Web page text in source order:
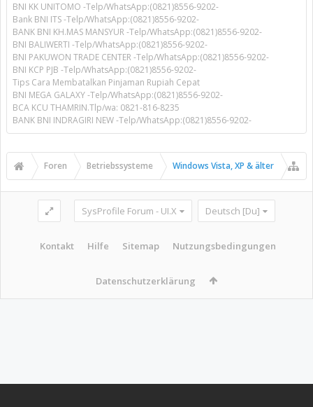
BNI KK UNITOMO -Telp/WhatsApp:(0821)8556-9202-
Bank BNI ITS -Telp/WhatsApp:(0821)8556-9202-
BANK BNI KH.MAS MANSYUR -Telp/WhatsApp:(0821)8556-9202-
BNI BALIWERTI -Telp/WhatsApp:(0821)8556-9202-
BNI PAKUWON TRADE CENTER -Telp/WhatsApp:(0821)8556-9202-
BNI KCP PJB -Telp/WhatsApp:(0821)8556-9202-
Tips Cara Membatalkan Pinjaman Rupiah Cepat
BNI MEGA GALAXY -Telp/WhatsApp:(0821)8556-9202-
BCA KCU THAMRIN.Tlp/wa: 0821-816-8235
BANK BNI INDRAGIRI NEW -Telp/WhatsApp:(0821)8556-9202-
Foren Betriebssysteme Windows Vista, XP & älter
SysProfile Forum - UI.X Deutsch [Du]
Kontakt Hilfe Sitemap Nutzungsbedingungen
Datenschutzerklärung